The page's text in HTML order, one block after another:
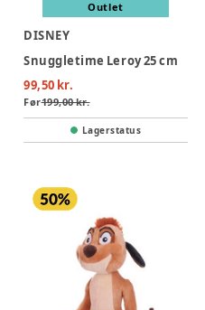
Outlet
DISNEY
Snuggletime Leroy 25 cm
99,50 kr.
Før199,00 kr.
Lagerstatus